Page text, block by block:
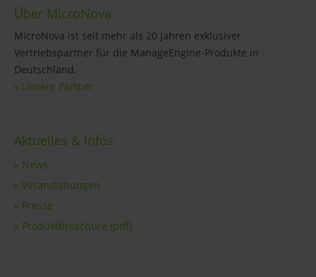
Über MicroNova
MicroNova ist seit mehr als 20 Jahren exklusiver
Vertriebspartner für die ManageEngine-Produkte in
Deutschland.
» Unsere Partner
Aktuelles & Infos
» News
» Veranstaltungen
» Presse
» Produktbroschüre (pdf)